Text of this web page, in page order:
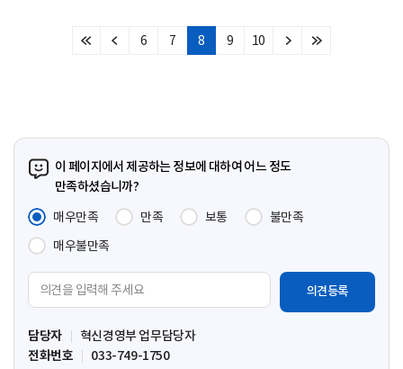
처
이
6 7 8 9 10
다
마
이 페이지에서 제공하는 정보에 대하여 어느 정도
만족하셨습니까?
매우만족
만족 보통
불만족
매우불만족
견
입
력
담당자
혁신경영부 업무담당자
전화번호
033-749-1750